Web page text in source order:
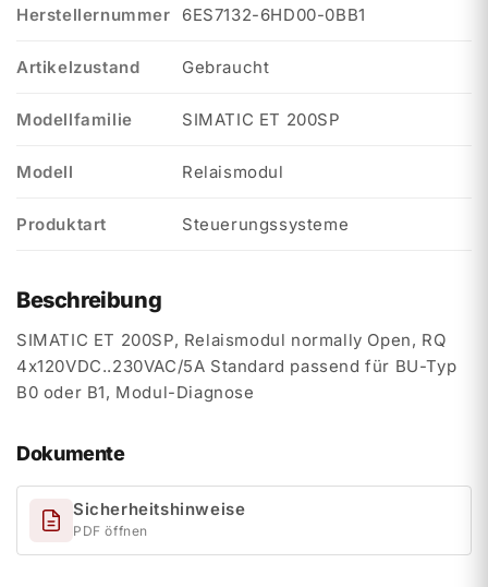
Herstellernummer 6ES7132-6HD00-0BB1
Artikelzustand Gebraucht
Modellfamilie SIMATIC ET 200SP
Modell Relaismodul
Produktart Steuerungssysteme
Beschreibung
SIMATIC ET 200SP, Relaismodul normally Open, RQ
4x120VDC..230VAC/5A Standard passend für BU-Typ
B0 oder B1, Modul-Diagnose
Dokumente
Sicherheitshinweise
PDF öffnen